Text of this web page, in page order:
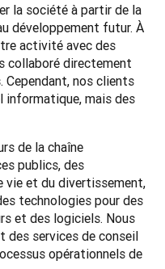
la société à partir de la
développement futur. À
activité avec des
collaboré directement
Cependant, nos clients
informatique, mais des
de la chaîne
publics, des
vie et du divertissement,
technologies pour des
et des logiciels. Nous
des services de conseil
opérationnels de